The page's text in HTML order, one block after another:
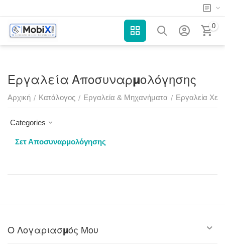
0
Εργαλεία Αποσυναρμολόγησης
Αρχική / Κατάλογος / Εργαλεία & Μηχανήματα / Εργαλεία
Categories
Σετ Αποσυναρμολόγησης
Ο Λογαριασμός Μου